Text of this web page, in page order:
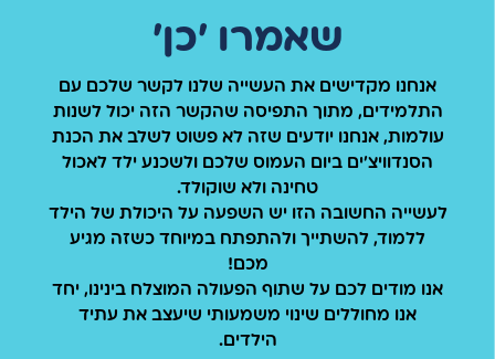
שאמרו 'כן'
אנחנו מקדישים את העשייה שלנו לקשר שלכם עם
התלמידים, מתוך התפיסה שהקשר הזה יכול לשנות
עולמות, אנחנו יודעים שזה לא פשוט לשלב את הכנת
הסנדוויצ'ים ביום העמוס שלכם ולשכנע ילד לאכול
טחינה ולא שוקולד.
לעשייה החשובה הזו יש השפעה על היכולת של הילד
ללמוד, להשתייך ולהתפתח במיוחד כשזה מגיע
מכם!
אנו מודים לכם על שתוף הפעולה המוצלח בינינו, יחד
אנו מחוללים שינוי משמעותי שיעצב את עתיד
הילדים.